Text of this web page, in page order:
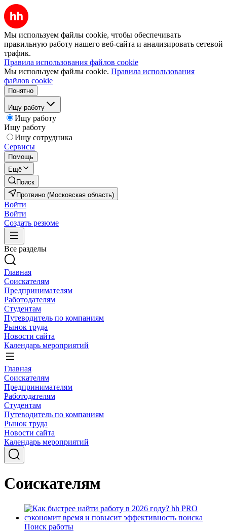
Мы используем файлы cookie, чтобы обеспечивать
правильную работу нашего веб-сайта и анализировать сетевой
трафик.
Правила использования файлов cookie
Мы используем файлы cookie. Правила использования
файлов cookie
Понятно
Ищу работу
Ищу работу
Ищу работу
Ищу сотрудника
Сервисы
Помощь
Ещё
Поиск
Протвино (Московская область)
Войти
Войти
Создать резюме
Все разделы
Главная
Соискателям
Предпринимателям
Работодателям
Студентам
Путеводитель по компаниям
Рынок труда
Новости сайта
Календарь мероприятий
Главная
Соискателям
Предпринимателям
Работодателям
Студентам
Путеводитель по компаниям
Рынок труда
Новости сайта
Календарь мероприятий
Соискателям
Поиск работы